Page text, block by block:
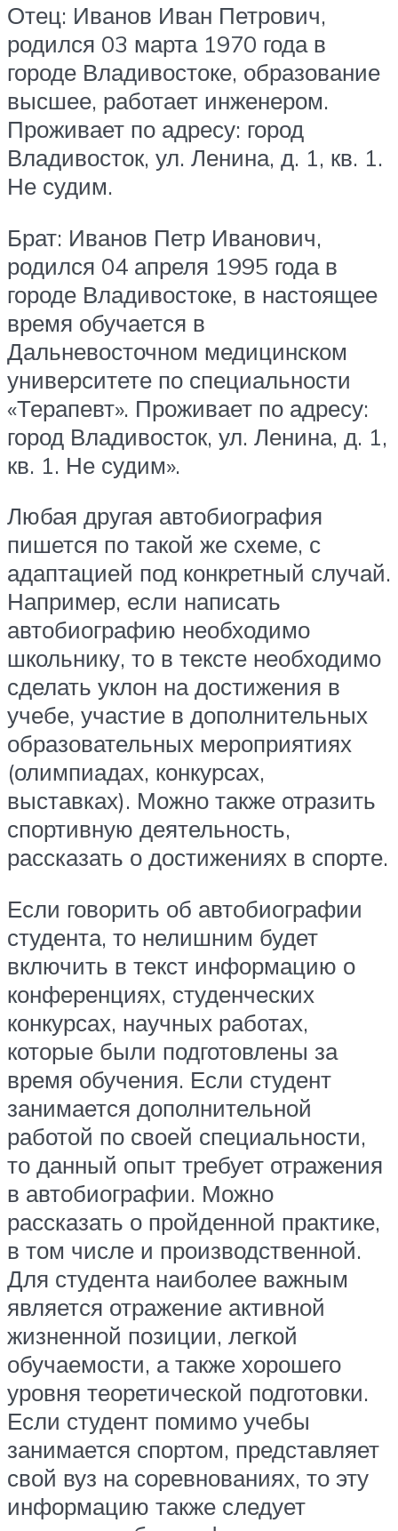
Отец: Иванов Иван Петрович,
родился 03 марта 1970 года в
городе Владивостоке, образование
высшее, работает инженером.
Проживает по адресу: город
Владивосток, ул. Ленина, д. 1, кв. 1.
Не судим.
Брат: Иванов Петр Иванович,
родился 04 апреля 1995 года в
городе Владивостоке, в настоящее
время обучается в
Дальневосточном медицинском
университете по специальности
«Терапевт». Проживает по адресу:
город Владивосток, ул. Ленина, д. 1,
кв. 1. Не судим».
Любая другая автобиография
пишется по такой же схеме, с
адаптацией под конкретный случай.
Например, если написать
автобиографию необходимо
школьнику, то в тексте необходимо
сделать уклон на достижения в
учебе, участие в дополнительных
образовательных мероприятиях
(олимпиадах, конкурсах,
выставках). Можно также отразить
спортивную деятельность,
рассказать о достижениях в спорте.
Если говорить об автобиографии
студента, то нелишним будет
включить в текст информацию о
конференциях, студенческих
конкурсах, научных работах,
которые были подготовлены за
время обучения. Если студент
занимается дополнительной
работой по своей специальности,
то данный опыт требует отражения
в автобиографии. Можно
рассказать о пройденной практике,
в том числе и производственной.
Для студента наиболее важным
является отражение активной
жизненной позиции, легкой
обучаемости, а также хорошего
уровня теоретической подготовки.
Если студент помимо учебы
занимается спортом, представляет
свой вуз на соревнованиях, то эту
информацию также следует